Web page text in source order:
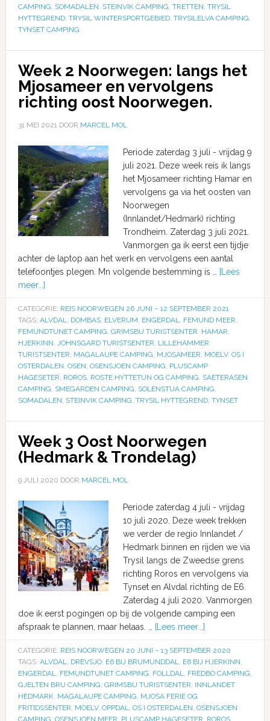
CAMPING, SOMADALEN, STEINVIK CAMPING, TRETTEN, TRYSIL
HYTTEGREND, TRYSIL WINTERSPORTGEBIED, TRYSILELVA CAMPING,
TYNSET CAMPING
Week 2 Noorwegen: langs het
Mjosameer en vervolgens
richting oost Noorwegen.
31 MEI 2021DOOR MARCEL MOL
Periode zaterdag 3 juli - vrijdag 9
juli 2021. Deze week reis ik langs
het Mjosameer richting Hamar en
vervolgens ga via het oosten van
Noorwegen
(Innlandet/Hedmark) richting
Trondheim. Zaterdag 3 juli 2021.
Vanmorgen ga ik eerst een tijdje
achter de laptop aan het werk en vervolgens een aantal
telefoontjes plegen. Mn volgende bestemming is …
[Lees
meer...]
CATEGORIE: REIS NOORWEGEN 26 JUNI – 12 SEPTEMBER 2021
TAGS: ALVDAL, DOMBAS, ELVERUM, ENGERDAL, FEMUND MEER,
FEMUNDTUNET CAMPING, GRIMSBU TURISTSENTER, HAMAR,
HJERKINN, JOHNSGARD TURISTSENTER, LILLEHAMMER
TURISTSENTER, MAGALAUPE CAMPING, MJOSAMEER, MOELV, OS I
OSTERDALEN, OSEN, OSENSJOEN CAMPING, PLUSCAMP
HAGESETER, ROROS, ROSTE HYTTETUN OG CAMPING, SAETERASEN
CAMPING, SMEGARDEN CAMPING, SOLENSTUA CAMPING,
SOMADALEN, STEINVIK CAMPING, TRYSIL HYTTEGREND, TYNSET
Week 3 Oost Noorwegen
(Hedmark & Trondelag)
9 JULI 2020 DOOR MARCEL MOL
Periode zaterdag 4 juli - vrijdag
10 juli 2020. Deze week trekken
we verder de regio Innlandet /
Hedmark binnen en rijden we via
Trysil langs de Zweedse grens
richting Roros en vervolgens via
Tynset en Alvdal richting de E6.
Zaterdag 4 juli 2020. Vanmorgen
doe ik eerst pogingen op bij de volgende camping een
afspraak te plannen, maar helaas. …
[Lees meer...]
CATEGORIE: REIS NOORWEGEN 20 JUNI – 13 SEPTEMBER 2020
TAGS: ALVDAL, DREVSJO, E6 BIJ BRUMUNDDAL, E6 BIJ HJERKINN,
ENGERDAL, FEMUNDTUNET CAMPING, FOLLDAL, FREDBO CAMPING,
GJELTEN BRU CAMPING, GRIMSBU TURISTSENTER, INNLANDET
HEDMARK, MAGALAUPE CAMPING, MJOSA FERIE OG
FRITIDSSENTER, MOELV, OPPDAL, OS I OSTERDALEN, OSENSJOEN
CAMPING OSENSJOEN MEER PLUSCAMP HAGESETER ROROS,